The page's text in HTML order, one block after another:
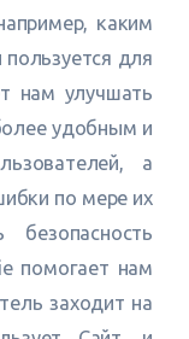
каким
для
нам улучшать
удобным и
а
по мере их
безопасность
помогает нам
заходит на